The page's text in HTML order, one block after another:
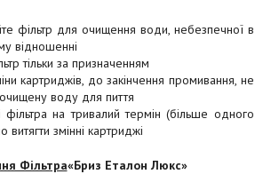
фільтр для очищення води, небезпечної в
відношенні
тільки за призначенням
картриджів, до закінчення промивання, не
воду для пиття
фільтра на тривалий термін (більше одного
витягти змінні картриджі
Фільтра«Бриз Еталон Люкс»